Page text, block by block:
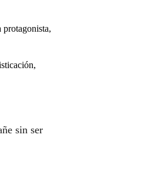
protagonista,
sin ser